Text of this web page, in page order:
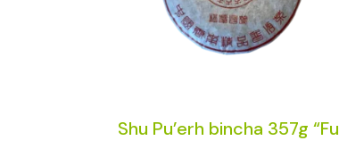
Shu Pu’erh bincha 357g “Fu